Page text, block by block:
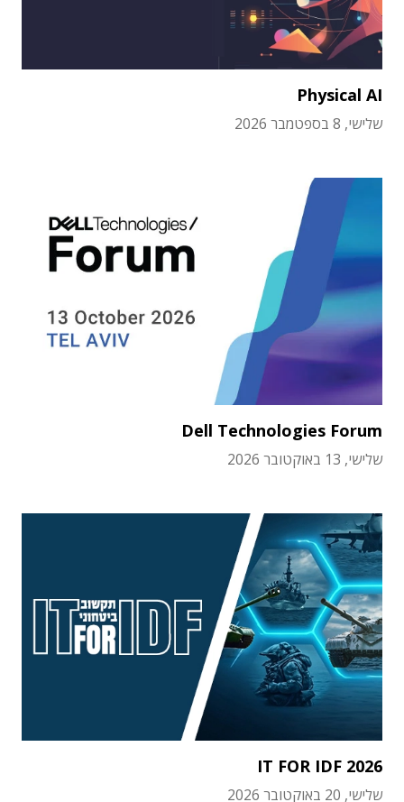
Physical AI
שלישי, 8 בספטמבר 2026
Dell Technologies Forum
שלישי, 13 באוקטובר 2026
IT FOR IDF 2026
שלישי, 20 באוקטובר 2026